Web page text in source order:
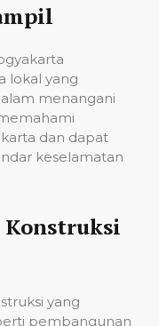
lokal yang
menangani
dan dapat
keselamatan
Konstruksi
yang
pembangunan